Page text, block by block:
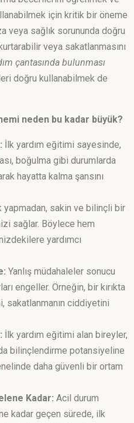
için kritik bir öneme
veya sağlık sorununda doğru
veya sakatlanmasını
çantasında bulunması
doğru kullanabilmek de
neden bu kadar büyük?
İlk yardım eğitimi sayesinde,
boğulma gibi durumlarda
hayatta kalma şansını
yapmadan, sakin ve bilinçli bir
sağlar. Böylece hem
yardımcı
Yanlış müdahaleler sonucu
engeller. Örneğin, bir kırıkta
sakatlanmanın ciddiyetini
İlk yardım eğitimi alan bireyler,
bilinçlendirme potansiyeline
daha güvenli bir ortam
Kadar: Acil durum
kadar geçen sürede, ilk